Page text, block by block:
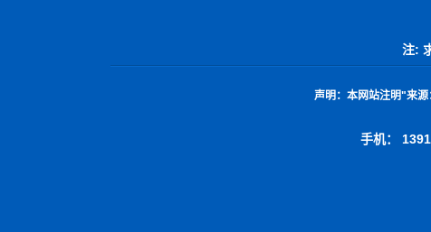
注:
声明： 本网站注明"来源
优秀
手机：